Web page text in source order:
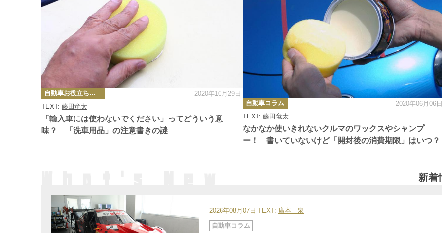
「輸入車には使わないでください」ってどういう意
味？ 「洗車用品」の注意書きの謎
TEXT: 藤田竜太
カ
テ
ゴ
リ
ー
自動車お役立ち情報 2020年10月29日
なかなか使いきれないクルマのワックスやシャンプ
ー！ 書いていないけど「開封後の消費期限」はいつ？
TEXT: 藤田竜太
カ
テ
ゴ
リ
ー
自動車コラム 2020年06月06日
新着
2026年08月07日 TEXT: 廣本 泉
カ
テ
自動車コラム